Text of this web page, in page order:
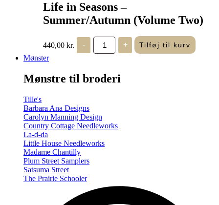
Life in Seasons –
Summer/Autumn (Volume Two)
440,00 kr. -
Life
Seasons
(Volume
+ Tilføj til kurv
Mønster
Mønstre til broderi
Tille's
Barbara Ana Designs
Carolyn Manning Design
Country Cottage Needleworks
La-d-da
Little House Needleworks
Madame Chantilly
Plum Street Samplers
Satsuma Street
The Prairie Schooler